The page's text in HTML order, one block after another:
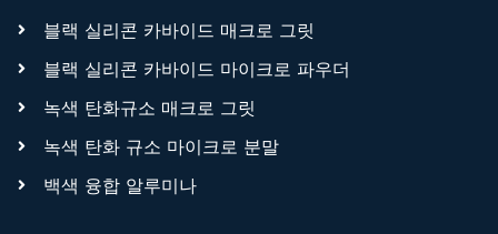
블랙 실리콘 카바이드 매크로 그릿
블랙 실리콘 카바이드 마이크로 파우더
녹색 탄화규소 매크로 그릿
녹색 탄화 규소 마이크로 분말
백색 융합 알루미나